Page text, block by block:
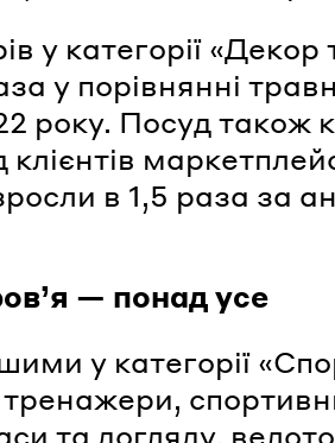
у категорії «Декор
у порівнянні
року. Посуд також
клієнтів
в 1,5 раза за
— понад усе
у категорії
тренажери,
та догляду,